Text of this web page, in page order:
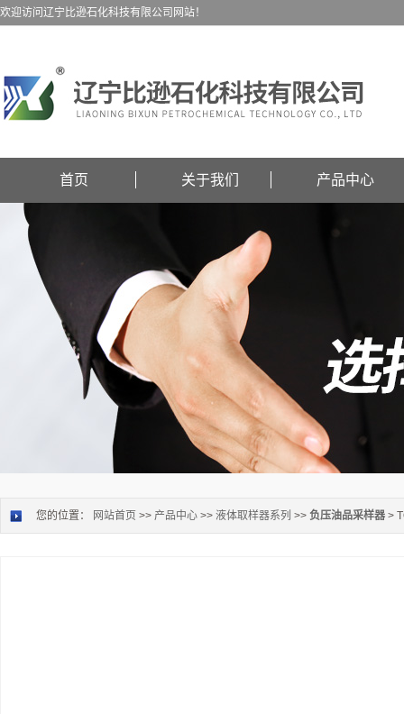
欢迎访问辽宁比逊石化科技有限公司网站！
首页 关于我们 产品中心
您的位置： 网站首页 >> 产品中心 >> 液体取样器系列 >> 负压油品采样器 >